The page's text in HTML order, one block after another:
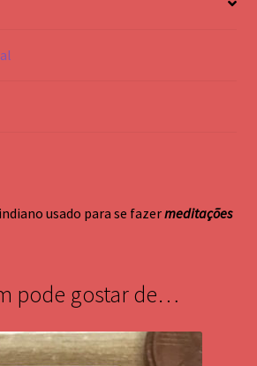
usado para se fazermeditações
pode gostar de…